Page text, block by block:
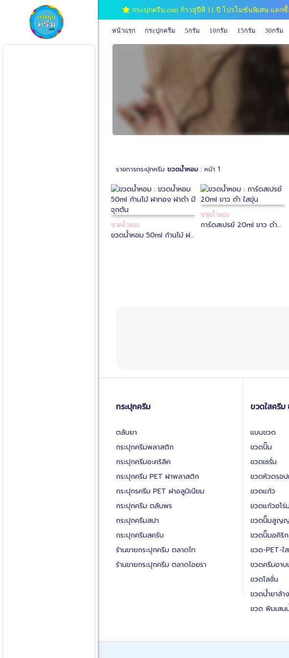
กระปุกครีม.com ก้าวสูปีที่ 11 ปี โปรโมชั่นพิเศษ แลก
หน้าแรก กระปุกครีม 5กรัม 10กรัม 15กรัม 30กรัม
รายการกระปุกครีม ขวดน้ำหอม : หน้า 1
ขวดน้ำหอม
ขวดน้ำหอม 50ml ก้านไม้ ฝา
ขวดน้ำหอม
การ์ดสเปรย์ 20ml ขาว ดำ
กระปุกครีม
ตลับยา
กระปุกครีมพลาสติก
กระปุกครีมอะคริลิค
กระปุกครีม PET ฝาพลาสติก
กระปุกรครีม PET ฝาอลูมิเนียม
กระปุกครีม ตลับพร
กระปุกครีมสปา
กระปุกครีมสครับ
ร้านขายกระปุกครีม ตลาดไท
ร้านขายกระปุกครีม ตลาดไอยรา
ขวดใสครี
แบบขวด
ขวดปั๊ม
ขวดเซรั่ม
ขวดหัวดรอป
ขวดแก้ว
ขวดแก้วอโร่
ขวดปั๊มสูญญ
ขวดปั๊มอคิริ
ขวด-PET-ใ
ขวดครีมอาบ
ขวดโลชั่น
ขวดน้ำยาล้า
ขวด พิมเสน